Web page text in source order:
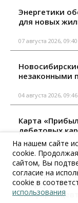
Энергетики
для новых
07 августа 2026, 09:40
незаконными
04 августа 2026, 09:46
Карта
дебетовых
04 августа 2026, 09:10
Банк Уралсиб
конференции
На нашем сайте
cookie.
сайтом, Вы
согласие на
cookie в
использования